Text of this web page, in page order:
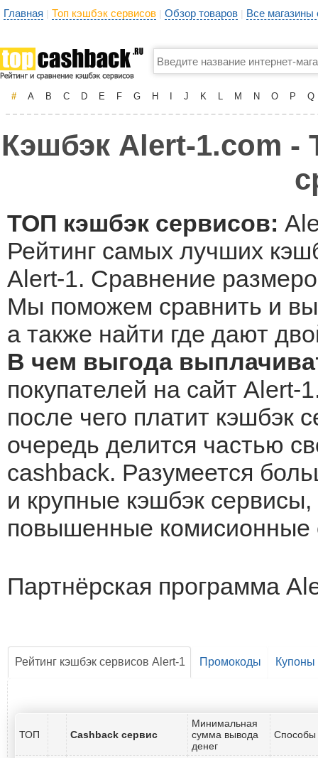
Главная | Топ кэшбэк сервисов | Обзор товаров | Все
# A B C D E F G H J K L M N O P Q
Кэшбэк Alert-1.com -
ТОП кэшбэк сервисов:
Рейтинг самых лучших
Alert-1. Сравнение
Мы поможем сравнить и
а также найти где дают
В чем выгода
покупателей на сайт Alert-
после чего платит кэшбэк
очередь делится частью
cashback. Разумеется
и крупные кэшбэк
повышенные комисионные
Партнёрская программа
Рейтинг кэшбэк сервисов Alert-1 Промокоды Купоны
ТОП Cashback сервис
Минимальная
сумма вывода
денег
Способы